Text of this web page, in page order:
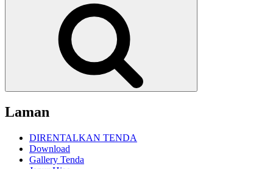
Laman
DIRENTALKAN TENDA
Download
Gallery Tenda